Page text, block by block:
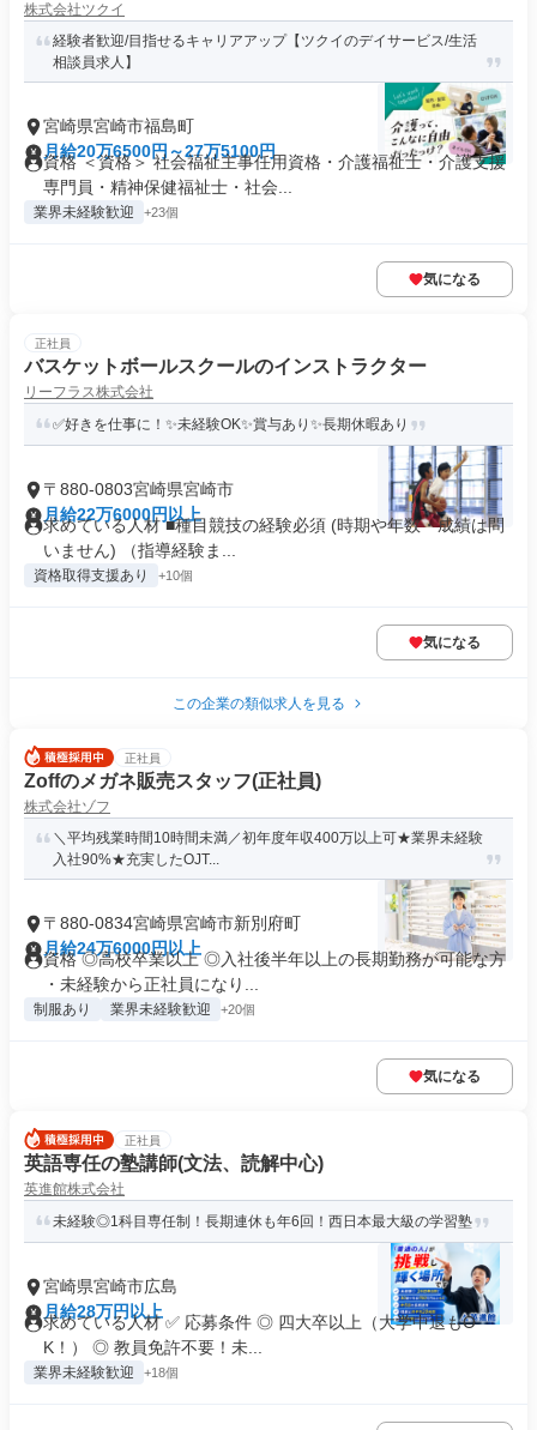
株式会社ツクイ
経験者歓迎/目指せるキャリアアップ【ツクイのデイサービス/生活
相談員求人】
宮崎県宮崎市福島町
月給20万6500円～27万5100円
資格 ＜資格＞ 社会福祉主事任用資格・介護福祉士・介護支援
専門員・精神保健福祉士・社会...
業界未経験歓迎 +23個
気になる
正社員
バスケットボールスクールのインストラクター
リーフラス株式会社
✅好きを仕事に！✨未経験OK✨賞与あり✨長期休暇あり
〒880-0803宮崎県宮崎市
月給22万6000円以上
求めている人材 ■種⽬競技の経験必須 (時期や年数・成績は問
いません) （指導経験ま...
資格取得支援あり +10個
気になる
この企業の類似求人を見る
正社員
Zoffのメガネ販売スタッフ(正社員)
株式会社ゾフ
＼平均残業時間10時間未満／初年度年収400万以上可★業界未経験
入社90%★充実したOJT...
〒880-0834宮崎県宮崎市新別府町
月給24万6000円以上
資格 ◎高校卒業以上 ◎入社後半年以上の長期勤務が可能な方
・未経験から正社員になり...
制服あり 業界未経験歓迎 +20個
気になる
正社員
英語専任の塾講師(文法、読解中心)
英進館株式会社
未経験◎1科目専任制！長期連休も年6回！西日本最大級の学習塾
宮崎県宮崎市広島
月給28万円以上
求めている人材 ✅ 応募条件 ◎ 四大卒以上（大学中退もO
K！） ◎ 教員免許不要！未...
業界未経験歓迎 +18個